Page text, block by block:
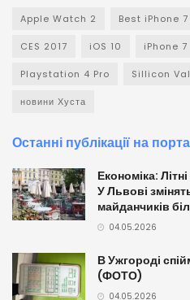
Apple Watch 2 Best iPhone
CES 2017 iOS 10 iPhone 7
Playstation 4 Pro Sillicon
новини Хуста
Останні публікації на
Економіка:
У Львові
майданчиків
04.05.2026
В Ужгороді
(ФОТО)
04.05.2026